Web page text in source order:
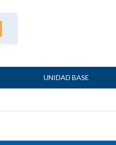
UNIDAD BASE